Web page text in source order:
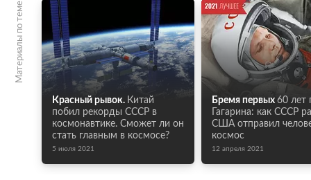
Материалы по теме
Красный рывок. Китай
побил рекорды СССР в
космонавтике. Сможет ли он
стать главным в космосе?
5 июля 2021
Бремя первых 60 лет
Гагарина: как СССР
США отправил
космос
12 апреля 2021